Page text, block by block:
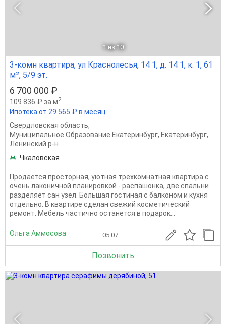
1 из 10
3-комн квартира, ул Краснолесья, 14 1, д. 14 1, к. 1, 61
м², 5/9 эт.
6 700 000 ₽
109 836 ₽ за м2
Ипотека от 29 565 ₽ в месяц
Свердловская область,
Муниципальное Образование Екатеринбург, Екатеринбург,
Ленинский р-н
Чкаловская
Продается просторная, уютная трехкомнатная квартира с
очень лаконичной планировкой - распашонка, две спальни
разделяет сан узел. Большая гостиная с балконом и кухня
отдельно. В квартире сделан свежий косметический
ремонт. Мебель частично останется в подарок...
Ольга Аммосова 05.07
Позвонить